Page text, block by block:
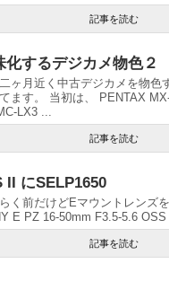
記事を読む
化するデジカメ物色２
ヶ月近く中古デジカメを物色
ます。 当初は、 PENTAX
LX3 ...
記事を読む
II にSELP1650
く前だけどEマウントレンズ
E PZ 16-50mm F3.5-5.6
記事を読む